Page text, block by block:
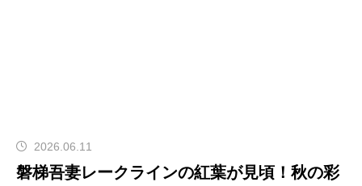
2026.06.11
磐梯吾妻レークラインの紅葉が見頃！秋の彩